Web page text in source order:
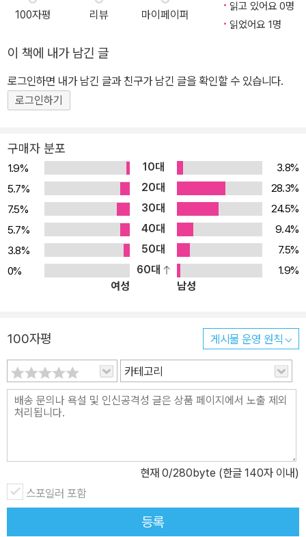
트랙 OS를 다룬 책으로, 기본적인 설치와 설정 방법은 물론, 랩 준비
설명한다. 또 유명한 보안 테스트 방법론을 알아보면서 백트랙에 적
합한 테스트 과정도 제안한다. ★ 이 책에서 다루는 내용 ★ ■ 마술
같은 침투 테스트 과정과 백트랙 리눅스 배포판에 관한 깊은 지식 ■
해커가 침입하기 전에 미리 수행하는 사내 네트워크 시스템 보안 평
툴에 관한 실용적인 내용 ■ 실용적인 예제와 단계별 설명, 유용한 팁
을 통해 알아보는 최신 보안 평가 툴의 모든 것 ■ 백트랙 OS의 설치,
설정, 실행, 갱신 방법을 포함한 테스트 랩 환경 구축 방법 ■ 백트랙
테스트 방법론 ■ 테스트 방법론에 따라 논리적으로 분류한 다양한
백트랙 보안 툴의 실전 예제 ■ 교묘한 속임수를 이용해 사람의 약점
을 공략하는 타겟 공격 방법 ★ 이 책의 대상 독자 ★ 유닉스/리눅스
운영체제의 기본적인 정보 보안 관련 지식을 알고 있는 IT 보안 전문
가나 네트워크 관리자, 또는 백트랙을 사용해 침투 테스트를 하고 싶
백트랙 시작하기에서는 침투 테스트 전용으로 개발된 라이브 DVD
리눅스 배포판인 백트랙을 소개한다. 백트랙의 간단한 역사와 다양한
기능을 배우게 된다. 또 백트랙 다운로드, 설치, 설정, 업데이트 방법
과 백트랙 환경에 툴을 추가로 설치하는 방법을 다룬다. 끝 부분에서
는 테스터의 필요에 따라 백트랙을 어떻게 커스터마이징할 수 있는지
설명한다. 2장, 침투 테스트 방법론에서는 명확한 침투 테스트 과정
한 침투 테스트 유형인 블랙박스와 화이트박스 테스트를 어떻게 구별
하는지 배우게 된다. 취약점 평가와 침투 테스트의 차이점도 분석한
다. 다양한 보안 테스트 방법론과 이들의 핵심적인 비즈니스 기능과
특징, 이점 등을 살펴본다. 2장에서 다루는 방법론은 OSSTMM, IS
100자평 리뷰 마이페이퍼
읽고 있어요 0명
읽었어요 1명
이 책에 내가 남긴 글
로그인하면 내가 남긴 글과 친구가 남긴 글을 확인할 수 있습니다.
로그인하기
구매자 분포
1.9% 10대
3.8%
5.7%
20대
28.3%
7.5%
30대
24.5%
5.7%
40대
9.4%
3.8%
50대
7.5%
0%
60대
1.9%
여성
남성
100자평 게시물 운영 원칙
카테고리
현재 0/280byte (한글 140자 이내)
스포일러 포함
등록